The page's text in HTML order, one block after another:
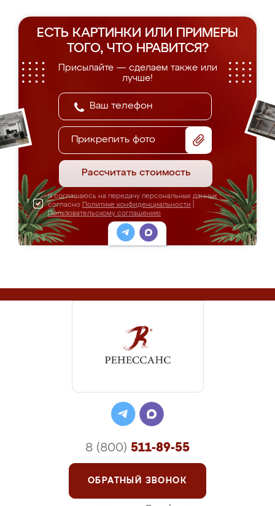
ЕСТЬ КАРТИНКИ ИЛИ ПРИМЕРЫ
ТОГО, ЧТО НРАВИТСЯ?
Присылайте — сделаем также или
лучше!
Прикрепить фото
Рассчитать стоимость
Я соглашаюсь на передачу персональных данных
согласно Политике конфиденциальности
Пользовательскому соглашению
8 (800) 511-89-55
ОБРАТНЫЙ ЗВОНОК